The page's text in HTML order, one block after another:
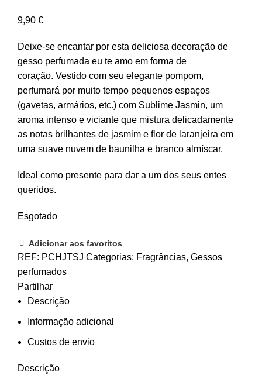
9,90 €
Deixe-se encantar por esta deliciosa decoração de
gesso perfumada eu te amo em forma de
coração. Vestido com seu elegante pompom,
perfumará por muito tempo pequenos espaços
(gavetas, armários, etc.) com Sublime Jasmin, um
aroma intenso e viciante que mistura delicadamente
as notas brilhantes de jasmim e flor de laranjeira em
uma suave nuvem de baunilha e branco almíscar.
Ideal como presente para dar a um dos seus entes
queridos.
Esgotado
Adicionar aos favoritos
REF: PCHJTSJ Categorias: Fragrâncias, Gessos
perfumados
Partilhar
Descrição
Informação adicional
Custos de envio
Descrição